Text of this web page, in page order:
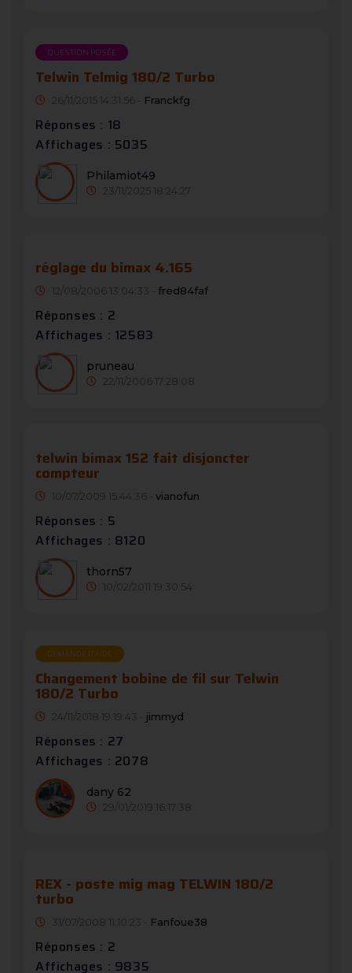
QUESTION POSÉE
Telwin Telmig 180/2 Turbo
26/11/2015 14:31:56 - Franckfg
Réponses : 18
Affichages : 5035
Philamiot49
23/11/2025 18:24:27
réglage du bimax 4.165
12/08/2006 13:04:33 - fred84faf
Réponses : 2
Affichages : 12583
pruneau
22/11/2006 17:28:08
telwin bimax 152 fait disjoncter
compteur
10/07/2009 15:44:36 - vianofun
Réponses : 5
Affichages : 8120
thorn57
10/02/2011 19:30:54
DEMANDE D’AIDE
Changement bobine de fil sur Telwin
180/2 Turbo
24/11/2018 19:19:43 - jimmyd
Réponses : 27
Affichages : 2078
dany 62
29/01/2019 16:17:38
REX - poste mig mag TELWIN 180/2
turbo
31/07/2008 11:10:23 - Fanfoue38
Réponses : 2
Affichages : 9835